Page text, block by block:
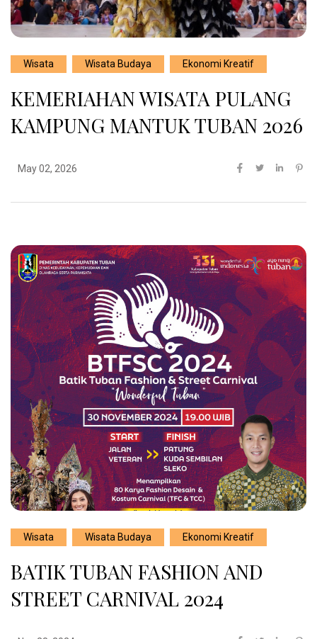
Wisata Wisata Budaya Ekonomi Kreatif
KEMERIAHAN WISATA PULANG
KAMPUNG MANTUK TUBAN 2026
May 02, 2026
Wisata Wisata Budaya Ekonomi Kreatif
BATIK TUBAN FASHION AND
STREET CARNIVAL 2024